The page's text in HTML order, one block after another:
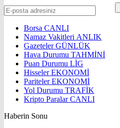
Borsa CANLI
Namaz Vakitleri ANLIK
GazetelerGÜNLÜK
Hava Durumu TAHMİNİ
Puan Durumu LİG
HisselerEKONOMİ
ParitelerEKONOMİ
Yol Durumu TRAFİK
Kripto ParalarCANLI
Haberin Sonu